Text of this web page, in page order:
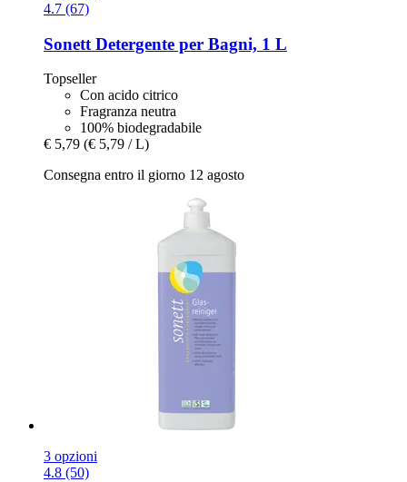
4.7 (67)
Sonett Detergente per Bagni, 1 L
Topseller
Con acido citrico
Fragranza neutra
100% biodegradabile
€ 5,79 (€ 5,79 / L)
Consegna entro il giorno 12 agosto
3 opzioni
4.8 (50)